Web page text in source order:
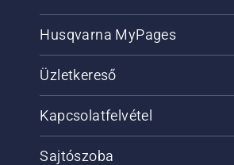
Husqvarna MyPages
Üzletkereső
Kapcsolatfelvétel
Sajtószoba